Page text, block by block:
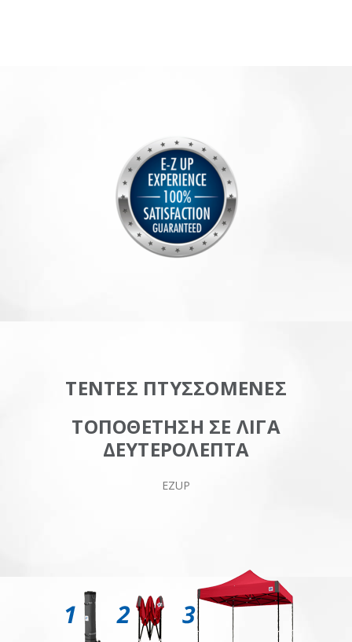
ΤΕΝΤΕΣ ΠΤΥΣΣΟΜΕΝΕΣ
ΤΟΠΟΘΕΤΗΣΗ ΣΕ ΛΙΓΑ
ΔΕΥΤΕΡΟΛΕΠΤΑ
EZUP